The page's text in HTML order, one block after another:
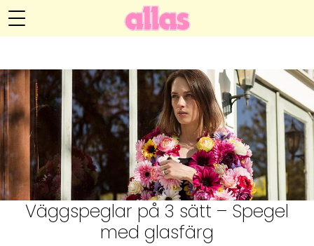
Hälsa
Relationer
Handarbete
Anna María Larssons blogg
Hem
Om Anna María
Kategorier
Arkiv
Kontakt
Väggspeglar på 3 sätt – Spegel
med glasfärg